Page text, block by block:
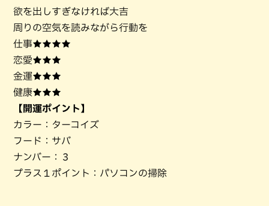
欲を出しすぎなければ大吉
周りの空気を読みながら行動を
仕事★★★★
恋愛★★★
金運★★★
健康★★★
【開運ポイント】
カラー：ターコイズ
フード：サバ
ナンバー：３
プラス１ポイント：パソコンの掃除